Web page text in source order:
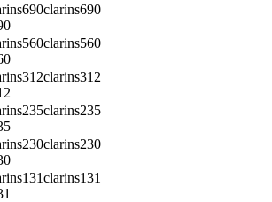
clarins690
clarins560
clarins312
clarins235
clarins230
clarins131